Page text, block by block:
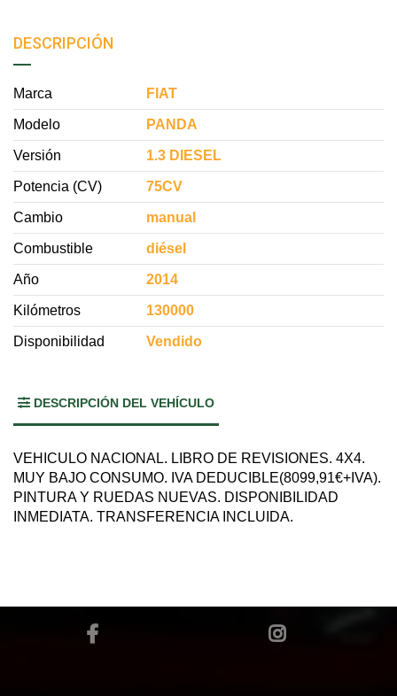
DESCRIPCIÓN
Marca FIAT
Modelo PANDA
Versión 1.3 DIESEL
Potencia (CV) 75CV
Cambio manual
Combustible diésel
Año 2014
Kilómetros 130000
Disponibilidad Vendido
DESCRIPCIÓN DEL VEHÍCULO
VEHICULO NACIONAL. LIBRO DE REVISIONES. 4X4.
MUY BAJO CONSUMO. IVA DEDUCIBLE(8099,91€+IVA).
PINTURA Y RUEDAS NUEVAS. DISPONIBILIDAD
INMEDIATA. TRANSFERENCIA INCLUIDA.